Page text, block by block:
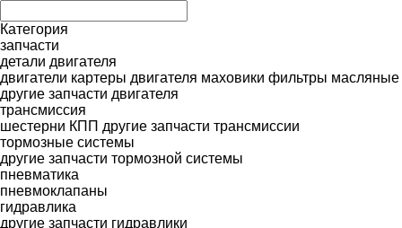
Категория
запчасти
детали двигателя
двигатели картеры двигателя маховики фильтры масляные
другие запчасти двигателя
трансмиссия
шестерни КПП другие запчасти трансмиссии
тормозные системы
другие запчасти тормозной системы
пневматика
пневмоклапаны
гидравлика
другие запчасти гидравлики